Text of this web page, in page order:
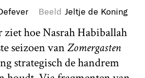
Beeld Jeltje de Koning
ziet hoe Nasrah Habiballah
seizoen vanZomergasten
strategisch de handrem